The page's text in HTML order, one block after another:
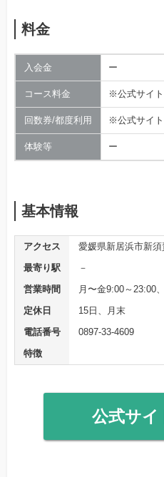
料金
入会金 ー
コース料金 ※公式サイ
回数券/都度利用 ※公式サイ
体験等 ー
基本情報
アクセス
愛媛県新居浜市新
最寄り駅
－
営業時間
月〜金9:00～23:00
定休日
15日、月末
電話番号
0897-33-4609
特徴
公式サイ